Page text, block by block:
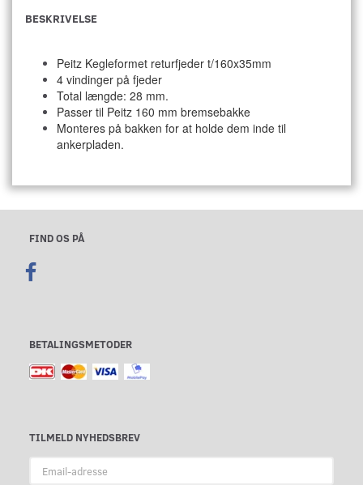
BESKRIVELSE
Peitz Kegleformet returfjeder t/160x35mm
4 vindinger på fjeder
Total længde: 28 mm.
Passer til Peitz 160 mm bremsebakke
Monteres på bakken for at holde dem inde til
ankerpladen.
FIND OS PÅ
BETALINGSMETODER
TILMELD NYHEDSBREV
adresse